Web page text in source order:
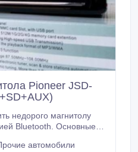
Pioneer JSD-
недорого магнитолу
Основные
автомобили